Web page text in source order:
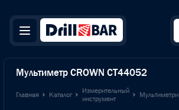
Мультиметр CROWN CT44052
Главная Каталог
Измерительный
инструмент
Мультиметри